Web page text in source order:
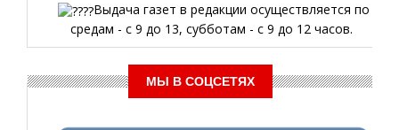
Выдача газет в редакции осуществляется по
средам - с 9 до 13, субботам - с 9 до 12 часов.
МЫ В СОЦСЕТЯХ